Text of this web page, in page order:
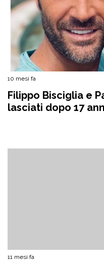
10 mesi fa
Filippo Bisciglia e
lasciati dopo 17
11 mesi fa